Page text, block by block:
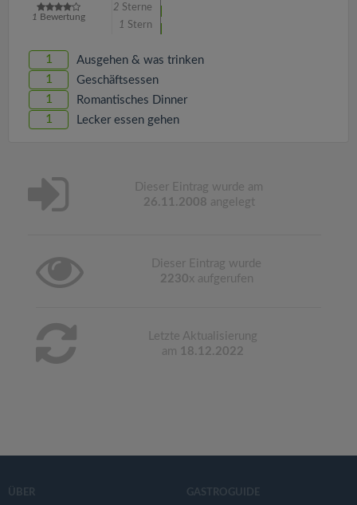
1 Bewertung
2 Sterne
1 Stern
1 Ausgehen & was trinken
1 Geschäftsessen
1 Romantisches Dinner
1 Lecker essen gehen
Dieser Eintrag wurde am
26.11.2008 angelegt
Dieser Eintrag wurde
2230x aufgerufen
Letzte Aktualisierung
am 18.12.2022
ÜBER GASTROGUIDE